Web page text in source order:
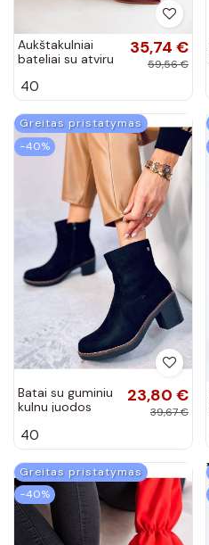
Aukštakulniai
bateliai su atviru
spalvos
35,74 €
59,56 €
40
Greitas pristatymas
−40%
Batai su guminiu
kulnu juodos
BLACK
23,80 €
39,67 €
40
Greitas pristatymas
−40%